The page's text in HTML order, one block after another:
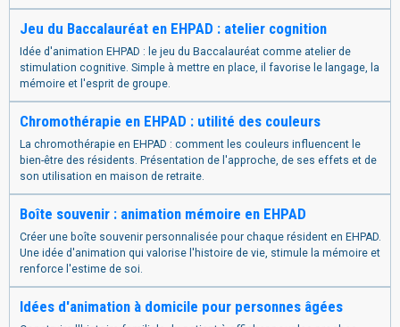
Jeu du Baccalauréat en EHPAD : atelier cognition
Idée d'animation EHPAD : le jeu du Baccalauréat comme atelier de
stimulation cognitive. Simple à mettre en place, il favorise le langage, la
mémoire et l'esprit de groupe.
Chromothérapie en EHPAD : utilité des couleurs
La chromothérapie en EHPAD : comment les couleurs influencent le
bien-être des résidents. Présentation de l'approche, de ses effets et de
son utilisation en maison de retraite.
Boîte souvenir : animation mémoire en EHPAD
Créer une boîte souvenir personnalisée pour chaque résident en EHPAD.
Une idée d'animation qui valorise l'histoire de vie, stimule la mémoire et
renforce l'estime de soi.
Idées d'animation à domicile pour personnes âgées